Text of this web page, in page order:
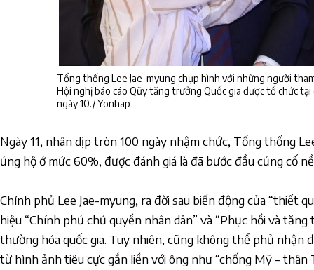
Tổng thống Lee Jae-myung chụp hình với những người
Hội nghị báo cáo Qũy tăng trưởng Quốc gia được tổ chức tại
ngày 10./ Yonhap
Ngày 11, nhân dịp tròn 100 ngày nhậm chức, Tổng thống
ủng hộ ở mức 60%, được đánh giá là đã bước đầu củng cố
Chính phủ Lee Jae-myung, ra đời sau biến động của “thiết
hiệu “Chính phủ chủ quyền nhân dân” và “Phục hồi và
thường hóa quốc gia. Tuy nhiên, cũng không thể phủ nhận
từ hình ảnh tiêu cực gắn liền với ông như “chống Mỹ – thân